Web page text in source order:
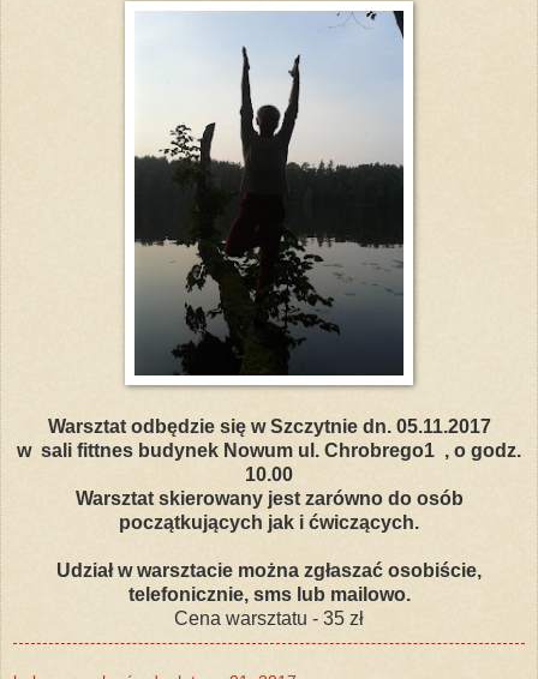
Warsztat odbędzie się w Szczytnie dn. 05.11.2017
w sali fittnes budynek Nowum ul. Chrobrego1 , o godz.
10.00
Warsztat skierowany jest zarówno do osób
początkujących jak i ćwiczących.
Udział w warsztacie można zgłaszać osobiście,
telefonicznie, sms lub mailowo.
Cena warsztatu - 35 zł